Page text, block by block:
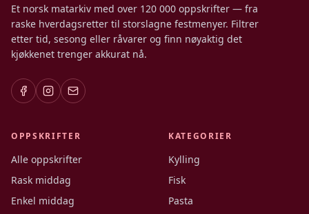
Et norsk matarkiv med over 120 000 oppskrifter — fra
raske hverdagsretter til storslagne festmenyer. Filtrer
etter tid, sesong eller råvarer og finn nøyaktig det
kjøkkenet trenger akkurat nå.
OPPSKRIFTER
Alle oppskrifter
Rask middag
Enkel middag
KATEGORIER
Kylling
Fisk
Pasta